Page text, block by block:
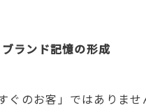
ランド記憶の形成
ぐのお客」ではありま